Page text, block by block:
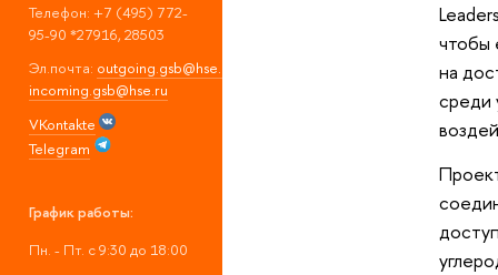
Телефон: +7 (495) 772-
95-90 *27916, 28503
Эл.почта: outgoing.gsb@hse.ru
incoming.gsb@hse.ru
VKontakte
Telegram
График работы:
Пн. - Пт. с 9:30 до 18:00
чтобы
на
среди